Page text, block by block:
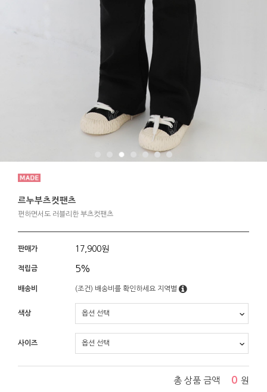
르누부츠컷팬츠
편하면서도 러블리한 부츠컷팬츠
판매가 17,900원
적립금 5%
배송비 (조건) 배송비를 확인하세요 지역별
색상
사이즈
총 상품 금액 0 원